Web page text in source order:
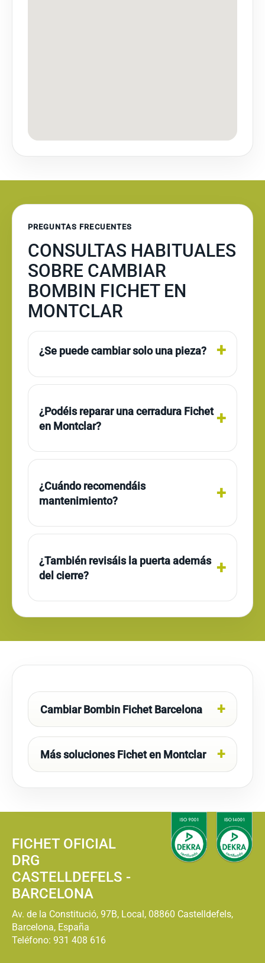
PREGUNTAS FRECUENTES
CONSULTAS HABITUALES
SOBRE CAMBIAR
BOMBIN FICHET EN
MONTCLAR
¿Se puede cambiar solo una pieza?
¿Podéis reparar una cerradura Fichet
en Montclar?
¿Cuándo recomendáis
mantenimiento?
¿También revisáis la puerta además
del cierre?
Cambiar Bombin Fichet Barcelona
Más soluciones Fichet en Montclar
FICHET OFICIAL
DRG
CASTELLDEFELS -
BARCELONA
Av. de la Constitució, 97B, Local, 08860 Castelldefels,
Barcelona, España
Teléfono: 931 408 616